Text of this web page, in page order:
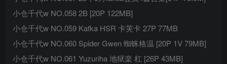
小仓千代w NO.058 2B [20P 122MB]
小仓千代w NO.059 Kafka HSR 卡芙卡 27P 77MB
小仓千代w NO.060 Spider Gwen 蜘蛛格温 [20P 1V 79MB]
小仓千代w NO.061 Yuzuriha 地狱楽 杠 [26P 43MB]